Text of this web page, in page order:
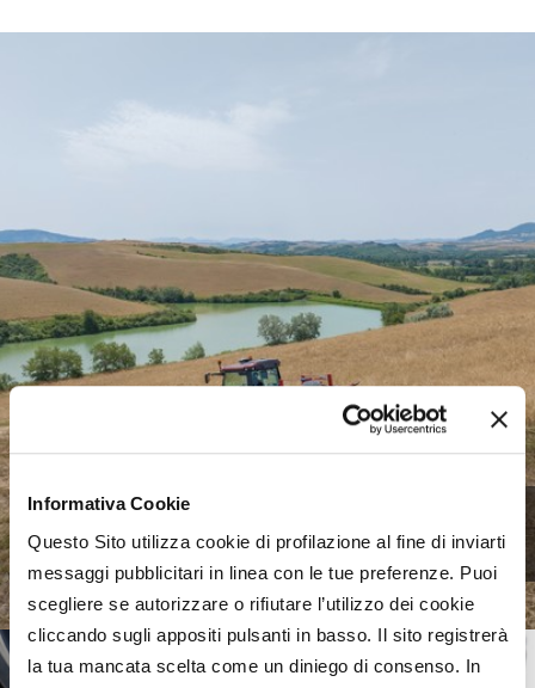
Informativa Cookie
Questo Sito utilizza cookie di profilazione al fine di inviarti
messaggi pubblicitari in linea con le tue preferenze. Puoi
scegliere se autorizzare o rifiutare l’utilizzo dei cookie
cliccando sugli appositi pulsanti in basso. Il sito registrerà
la tua mancata scelta come un diniego di consenso. In
Meccanica agricola, uno
scenario complesso